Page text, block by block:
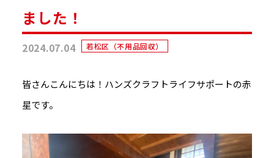
ました！
2024.07.04 若松区（不用品回収）
皆さんこんにちは！ハンズクラフトライフサポートの赤
星です。